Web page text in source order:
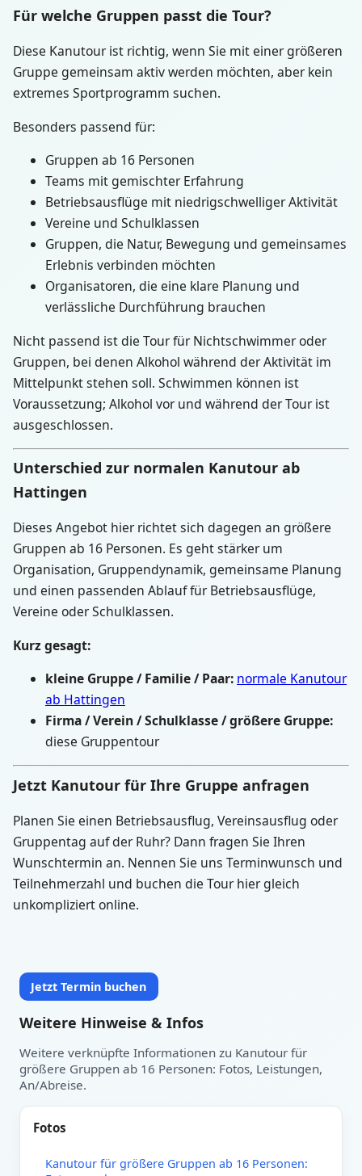
Für welche Gruppen passt die Tour?
Diese Kanutour ist richtig, wenn Sie mit einer größeren
Gruppe gemeinsam aktiv werden möchten, aber kein
extremes Sportprogramm suchen.
Besonders passend für:
Gruppen ab 16 Personen
Teams mit gemischter Erfahrung
Betriebsausflüge mit niedrigschwelliger Aktivität
Vereine und Schulklassen
Gruppen, die Natur, Bewegung und gemeinsames
Erlebnis verbinden möchten
Organisatoren, die eine klare Planung und
verlässliche Durchführung brauchen
Nicht passend ist die Tour für Nichtschwimmer oder
Gruppen, bei denen Alkohol während der Aktivität im
Mittelpunkt stehen soll. Schwimmen können ist
Voraussetzung; Alkohol vor und während der Tour ist
ausgeschlossen.
Unterschied zur normalen Kanutour ab
Hattingen
Dieses Angebot hier richtet sich dagegen an größere
Gruppen ab 16 Personen. Es geht stärker um
Organisation, Gruppendynamik, gemeinsame Planung
und einen passenden Ablauf für Betriebsausflüge,
Vereine oder Schulklassen.
Kurz gesagt:
kleine Gruppe / Familie / Paar: normale Kanutour
ab Hattingen
Firma / Verein / Schulklasse / größere Gruppe:
diese Gruppentour
Jetzt Kanutour für Ihre Gruppe anfragen
Planen Sie einen Betriebsausflug, Vereinsausflug oder
Gruppentag auf der Ruhr? Dann fragen Sie Ihren
Wunschtermin an. Nennen Sie uns Terminwunsch und
Teilnehmerzahl und buchen die Tour hier gleich
unkompliziert online.
Heute
Jetzt Termin buchen
Weitere Hinweise & Infos
Weitere verknüpfte Informationen zu Kanutour für
größere Gruppen ab 16 Personen: Fotos, Leistungen,
An/Abreise.
Fotos
Kanutour für größere Gruppen ab 16 Personen: